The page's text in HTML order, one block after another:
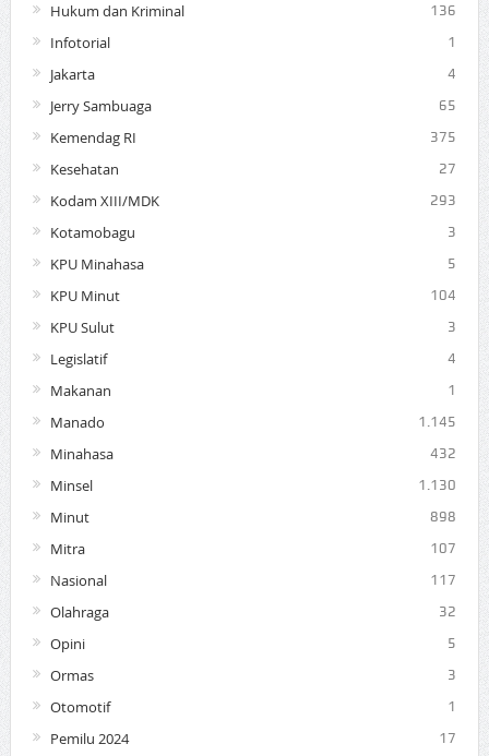
Hukum dan Kriminal 136
Infotorial 1
Jakarta 4
Jerry Sambuaga 65
Kemendag RI 375
Kesehatan 27
Kodam XIII/MDK 293
Kotamobagu 3
KPU Minahasa 5
KPU Minut 104
KPU Sulut 3
Legislatif 4
Makanan 1
Manado 1.145
Minahasa 432
Minsel 1.130
Minut 898
Mitra 107
Nasional 117
Olahraga 32
Opini 5
Ormas 3
Otomotif 1
Pemilu 2024 17